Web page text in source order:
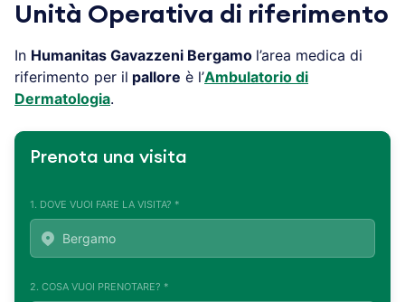
Unità Operativa di riferimento
In Humanitas Gavazzeni Bergamo l’area medica di
riferimento per il pallore è l’Ambulatorio di
Dermatologia.
Prenota una visita
1. DOVE VUOI FARE LA VISITA? *
2. COSA VUOI PRENOTARE? *